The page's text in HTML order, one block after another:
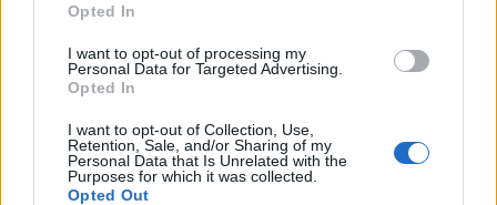
Opted In
I want to opt-out of processing my
Personal Data for Targeted Advertising.
Opted In
I want to opt-out of Collection, Use,
Retention, Sale, and/or Sharing of my
Personal Data that Is Unrelated with the
Purposes for which it was collected.
Opted Out